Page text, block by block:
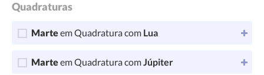
Quadraturas
Marteem Quadratura com Lua
Marteem Quadratura comJúpiter